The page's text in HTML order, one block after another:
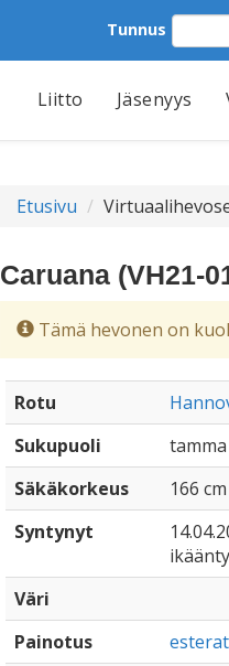
Tunnus
Liitto Jäsenyys
Etusivu
Caruana (VH21-
Tämä hevonen on
Rotu
Sukupuoli
tamma
Säkäkorkeus
166 cm
Syntynyt
Väri
Painotus